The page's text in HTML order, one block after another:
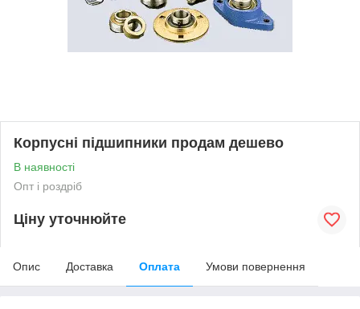
Корпусні підшипники продам дешево
В наявності
Опт і роздріб
Ціну уточнюйте
Опис Доставка Оплата Умови повернення